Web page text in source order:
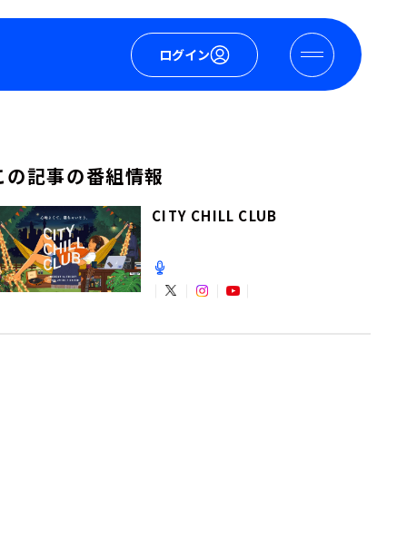
ログイン
の記事の番組情報
CITY CHILL CLUB